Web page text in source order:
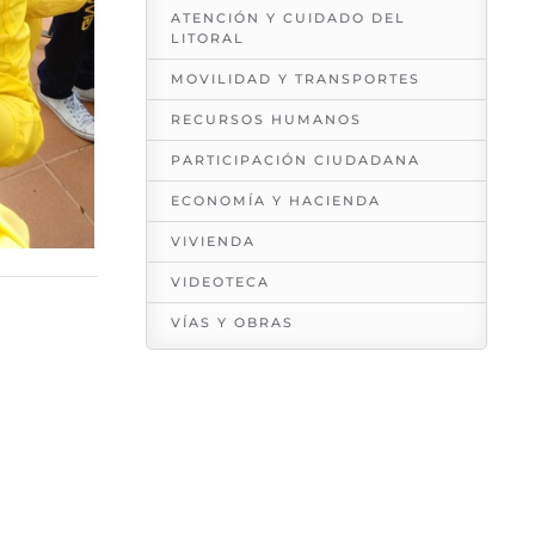
ATENCIÓN Y CUIDADO DEL
LITORAL
MOVILIDAD Y TRANSPORTES
RECURSOS HUMANOS
PARTICIPACIÓN CIUDADANA
ECONOMÍA Y HACIENDA
VIVIENDA
VIDEOTECA
VÍAS Y OBRAS